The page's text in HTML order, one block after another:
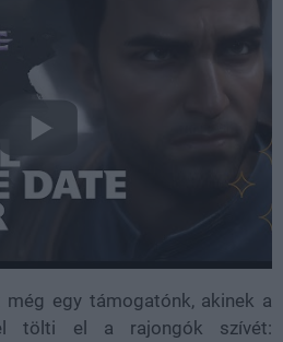
még egy támogatónk, akinek a
tölti el a rajongók szívét: